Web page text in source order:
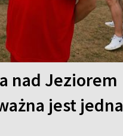
nad Jeziorem
jest jedna